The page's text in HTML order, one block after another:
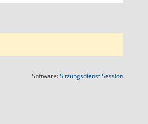
Software:SitzungsdienstSession(Wird in